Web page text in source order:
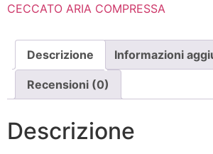
CECCATO ARIA COMPRESSA
Descrizione Informazioni
Recensioni (0)
Descrizione